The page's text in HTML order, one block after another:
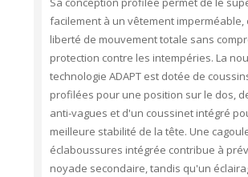
facilement à un vêtement
liberté de mouvement totale sans
protection contre les intempéries. La
technologie ADAPT est dotée de
profilées pour une position sur le dos,
anti-vagues et d'un coussinet intégré
meilleure stabilité de la tête. Une
éclaboussures intégrée contribue à
noyade secondaire, tandis qu'un